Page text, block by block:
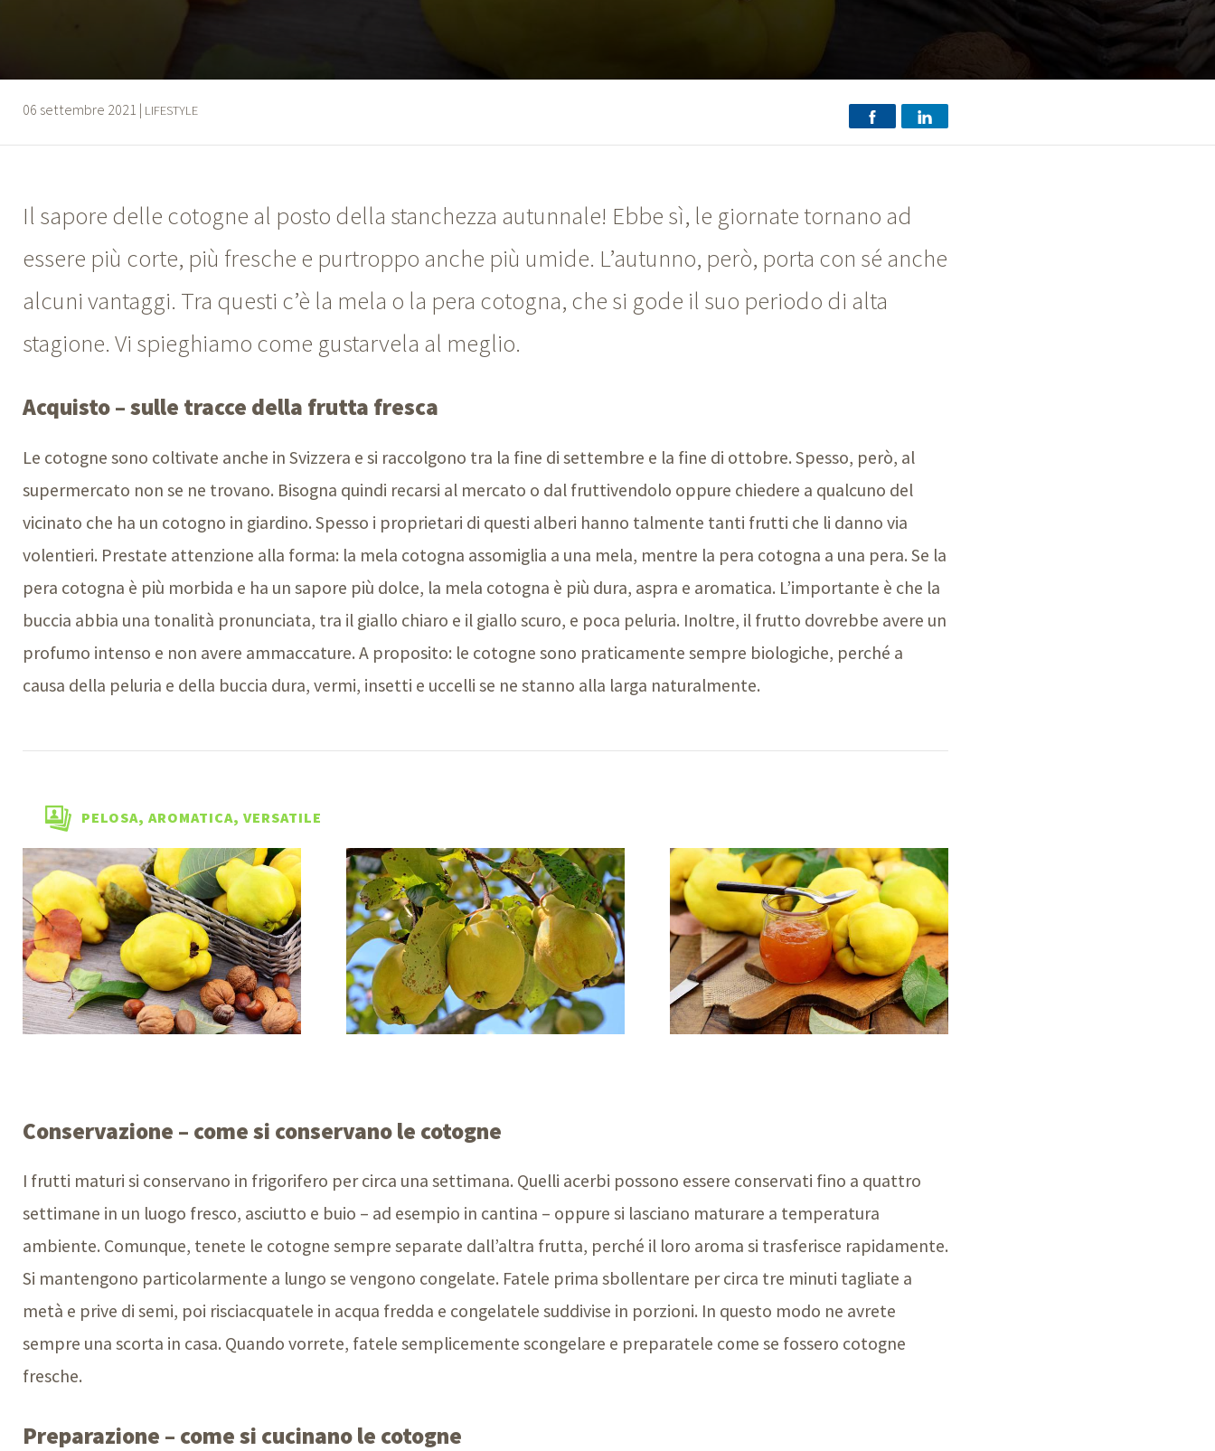
06 settembre 2021 | LIFESTYLE
Il sapore delle cotogne al posto della stanchezza autunnale! Ebbe sì, le giornate tornano ad
essere più corte, più fresche e purtroppo anche più umide. L’autunno, però, porta con sé anche
alcuni vantaggi. Tra questi c’è la mela o la pera cotogna, che si gode il suo periodo di alta
stagione. Vi spieghiamo come gustarvela al meglio.
Acquisto – sulle tracce della frutta fresca
Le cotogne sono coltivate anche in Svizzera e si raccolgono tra la fine di settembre e la fine di ottobre. Spesso, però, al
supermercato non se ne trovano. Bisogna quindi recarsi al mercato o dal fruttivendolo oppure chiedere a qualcuno del
vicinato che ha un cotogno in giardino. Spesso i proprietari di questi alberi hanno talmente tanti frutti che li danno via
volentieri. Prestate attenzione alla forma: la mela cotogna assomiglia a una mela, mentre la pera cotogna a una pera. Se la
pera cotogna è più morbida e ha un sapore più dolce, la mela cotogna è più dura, aspra e aromatica. L’importante è che la
buccia abbia una tonalità pronunciata, tra il giallo chiaro e il giallo scuro, e poca peluria. Inoltre, il frutto dovrebbe avere un
profumo intenso e non avere ammaccature. A proposito: le cotogne sono praticamente sempre biologiche, perché a
causa della peluria e della buccia dura, vermi, insetti e uccelli se ne stanno alla larga naturalmente.
PELOSA, AROMATICA, VERSATILE
Conservazione – come si conservano le cotogne
I frutti maturi si conservano in frigorifero per circa una settimana. Quelli acerbi possono essere conservati fino a quattro
settimane in un luogo fresco, asciutto e buio – ad esempio in cantina – oppure si lasciano maturare a temperatura
ambiente. Comunque, tenete le cotogne sempre separate dall’altra frutta, perché il loro aroma si trasferisce rapidamente.
Si mantengono particolarmente a lungo se vengono congelate. Fatele prima sbollentare per circa tre minuti tagliate a
metà e prive di semi, poi risciacquatele in acqua fredda e congelatele suddivise in porzioni. In questo modo ne avrete
sempre una scorta in casa. Quando vorrete, fatele semplicemente scongelare e preparatele come se fossero cotogne
fresche.
Preparazione – come si cucinano le cotogne